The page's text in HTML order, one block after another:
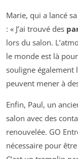
Marie, qui a lancé
: « J’ai trouvé des
lors du salon.
le monde est là
souligne également
peuvent mener à
Enfin, Paul, un
salon avec des
renouvelée. GO
nécessaire pour